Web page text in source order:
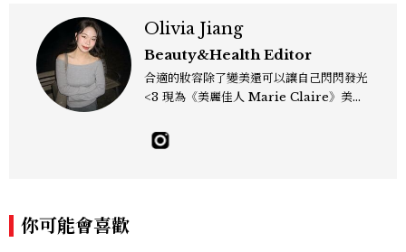
Olivia Jiang
Beauty&Health Editor
合適的妝容除了變美還可以讓自己閃閃發光
<3 現為《美麗佳人 Marie Claire》美容
容趨勢；擅長挖掘明星同款與私下愛用單
品，還有分享那些自己一試就愛上的神級好
你可能會喜歡